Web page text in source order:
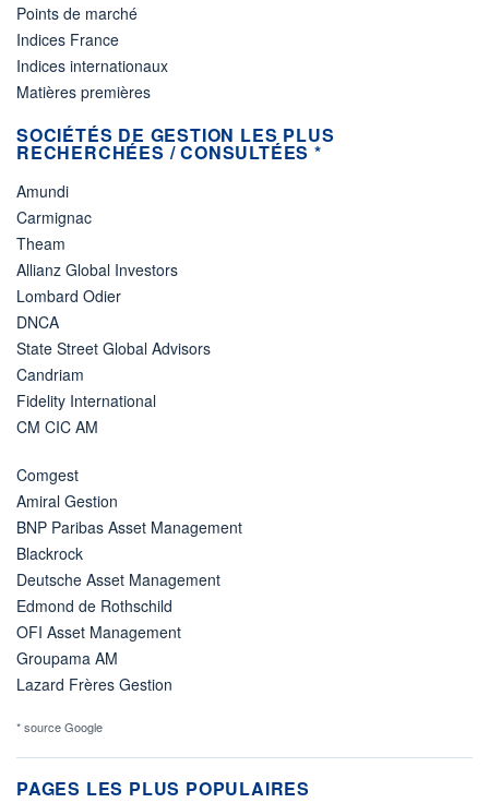
Points de marché
Indices France
Indices internationaux
Matières premières
SOCIÉTÉS DE GESTION LES PLUS
RECHERCHÉES / CONSULTÉES *
Amundi
Carmignac
Theam
Allianz Global Investors
Lombard Odier
DNCA
State Street Global Advisors
Candriam
Fidelity International
CM CIC AM
Comgest
Amiral Gestion
BNP Paribas Asset Management
Blackrock
Deutsche Asset Management
Edmond de Rothschild
OFI Asset Management
Groupama AM
Lazard Frères Gestion
* source Google
PAGES LES PLUS POPULAIRES